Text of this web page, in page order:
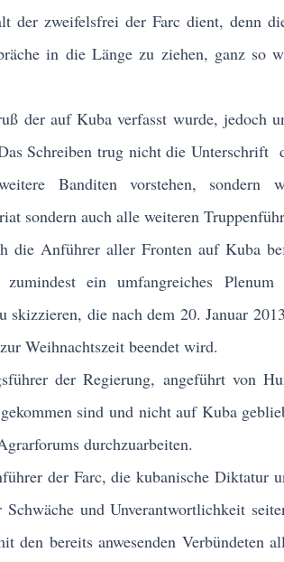
der zweifelsfrei der Farc dient, denn
in die Länge zu ziehen, ganz so
der auf Kuba verfasst wurde, jedoch
Schreiben trug nicht die Unterschrift
Banditen vorstehen, sondern
sondern auch alle weiteren
Anführer aller Fronten auf Kuba
zumindest ein umfangreiches
die nach dem 20. Januar
Weihnachtszeit beendet wird.
der Regierung, angeführt von
sind und nicht auf Kuba
durchzuarbeiten.
der Farc, die kubanische Diktatur
und Unverantwortlichkeit
den bereits anwesenden Verbündeten